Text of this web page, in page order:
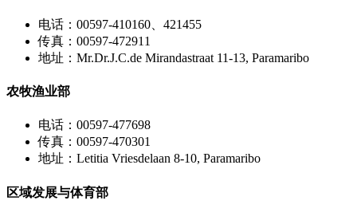
电话：00597-410160、421455
传真：00597-472911
地址：Mr.Dr.J.C.de Mirandastraat 11-13, Paramaribo
农牧渔业部
电话：00597-477698
传真：00597-470301
地址：Letitia Vriesdelaan 8-10, Paramaribo
区域发展与体育部